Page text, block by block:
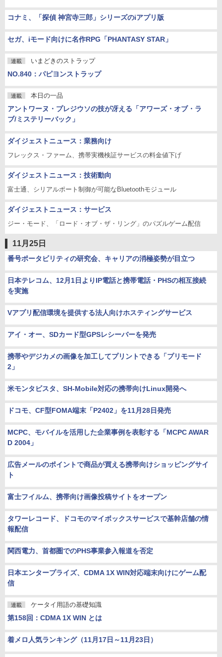
コナミ、「探偵 神宮寺三郎」シリーズのiアプリ版
セガ、iモード向けに名作RPG「PHANTASY STAR」
連載 いまどきのストラップ
NO.840：パピヨンストラップ
連載 本日の一品
アントワーヌ・プレジウソの技が冴える「アワーズ・オブ・ラ
ブ/ミステリーバック」
ダイジェストニュース：業務向け
フレックス・ファーム、携帯実機検証サービスの料金値下げ
ダイジェストニュース：技術動向
富士通、シリアルポート制御が可能なBluetoothモジュール
ダイジェストニュース：サービス
ジー・モード、「ロード・オブ・ザ・リング」のパズルゲーム配信
11月25日
番号ポータビリティの研究会、キャリアの消極姿勢が目立つ
日本テレコム、12月1日よりIP電話と携帯電話・PHSの相互接続
を実施
Vアプリ配信環境を提供する法人向けホスティングサービス
アイ・オー、SDカード型GPSレシーバーを発売
携帯やデジカメの画像を加工してプリントできる「プリモード
2」
米モンタビスタ、SH-Mobile対応の携帯向けLinux開発へ
ドコモ、CF型FOMA端末「P2402」を11月28日発売
MCPC、モバイルを活用した企業事例を表彰する「MCPC AWAR
D 2004」
広告メールのポイントで商品が買える携帯向けショッピングサイ
ト
富士フイルム、携帯向け画像投稿サイトをオープン
タワーレコード、ドコモのマイボックスサービスで基幹店舗の情
報配信
関西電力、首都圏でのPHS事業参入報道を否定
日本エンタープライズ、CDMA 1X WIN対応端末向けにゲーム配
信
連載 ケータイ用語の基礎知識
第158回：CDMA 1X WIN とは
着メロ人気ランキング（11月17日～11月23日）